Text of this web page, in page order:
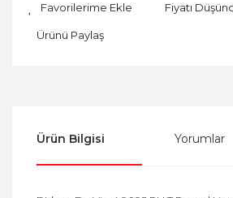
Fiyatı
Ürünü Paylaş
Ürün Bilgisi Yorumlar